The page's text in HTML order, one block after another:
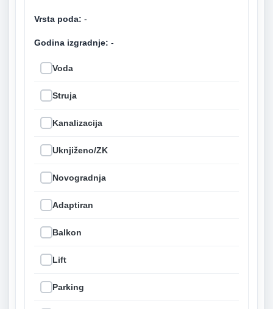
Vrsta poda: -
Godina izgradnje: -
Voda
Struja
Kanalizacija
Uknjiženo/ZK
Novogradnja
Adaptiran
Balkon
Lift
Parking